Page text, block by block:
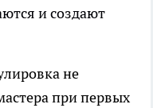
и создают
не
при первых